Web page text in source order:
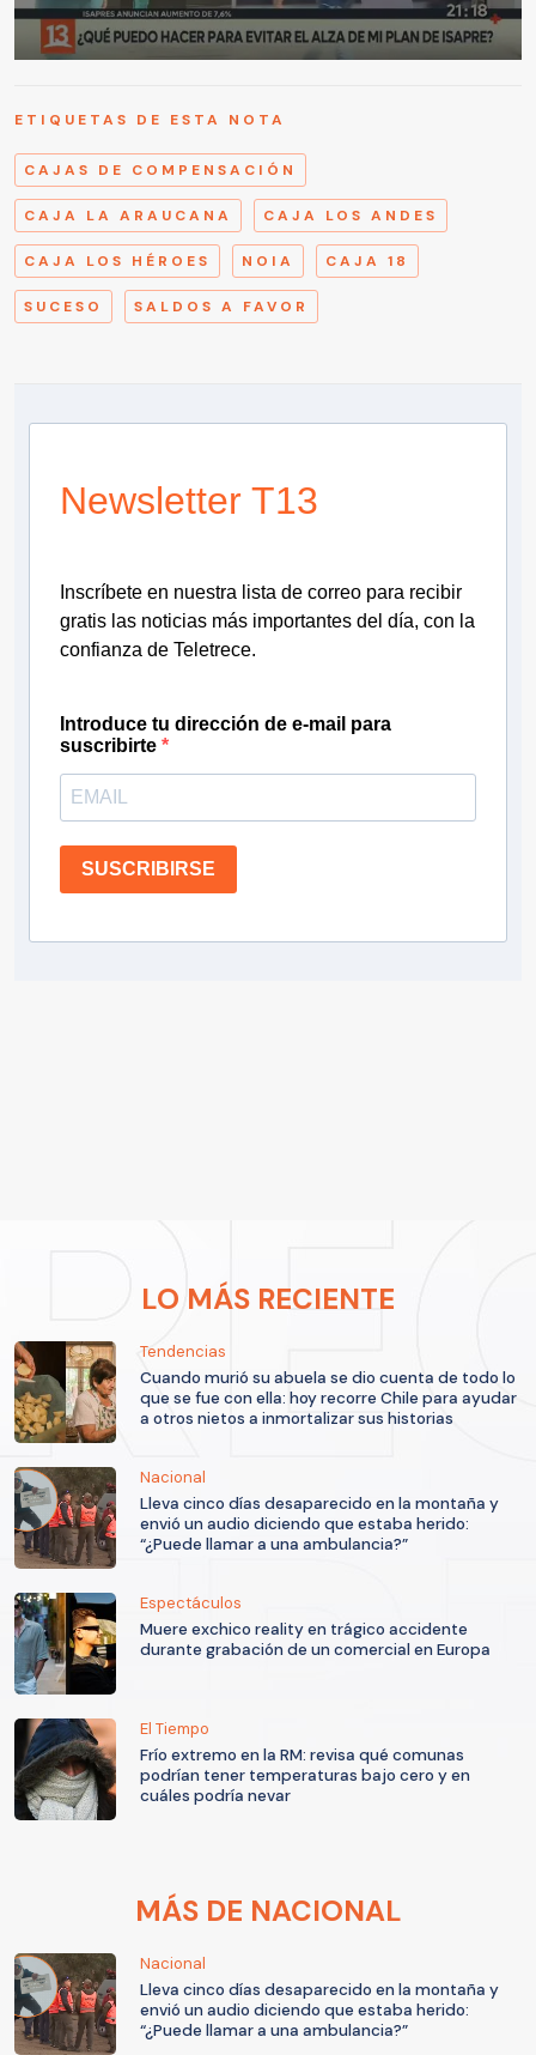
ETIQUETAS DE ESTA NOTA
CAJAS DE COMPENSACIÓN
CAJA LA ARAUCANA CAJA LOS ANDES
CAJA LOS HÉROES NOIA CAJA 18
SUCESO SALDOS A FAVOR
Newsletter T13
Inscríbete en nuestra lista de correo para recibir
gratis las noticias más importantes del día, con la
confianza de Teletrece.
Introduce tu dirección de e-mail para
suscribirte
SUSCRIBIRSE
LO MÁS RECIENTE
Tendencias
Cuando murió su abuela se dio cuenta de todo lo
que se fue con ella: hoy recorre Chile para ayudar
a otros nietos a inmortalizar sus historias
Nacional
Lleva cinco días desaparecido en la montaña y
envió un audio diciendo que estaba herido:
“¿Puede llamar a una ambulancia?”
Espectáculos
Muere exchico reality en trágico accidente
durante grabación de un comercial en Europa
El Tiempo
Frío extremo en la RM: revisa qué comunas
podrían tener temperaturas bajo cero y en
cuáles podría nevar
MÁS DE NACIONAL
Nacional
Lleva cinco días desaparecido en la montaña y
envió un audio diciendo que estaba herido:
“¿Puede llamar a una ambulancia?”